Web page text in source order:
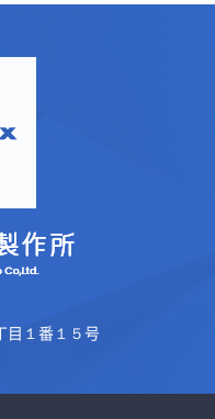
目１番１５号